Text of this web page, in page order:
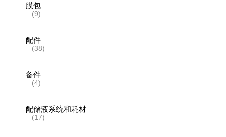
膜包
(9)
配件
(38)
备件
(4)
配储液系统和耗材
(17)